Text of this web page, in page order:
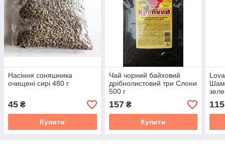
Насіння соняшника
очищені сирі 480 г
45 ₴
Купити
Чай чорний байховий
дрібнолистовий три Слони
500 г
157₴
Купити
115